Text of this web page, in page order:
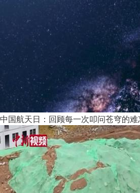
中国航天日：回顾每一次叩问苍穹的难